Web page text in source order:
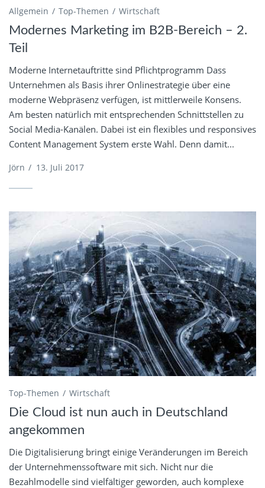
Allgemein Top-Themen Wirtschaft
Modernes Marketing im B2B-Bereich – 2.
Teil
Moderne Internetauftritte sind Pflichtprogramm Dass
Unternehmen als Basis ihrer Onlinestrategie über eine
moderne Webpräsenz verfügen, ist mittlerweile Konsens.
Am besten natürlich mit entsprechenden Schnittstellen zu
Social Media-Kanälen. Dabei ist ein flexibles und responsives
Content Management System erste Wahl. Denn damit...
Jörn / 13. Juli 2017
Top-Themen Wirtschaft
Die Cloud ist nun auch in Deutschland
angekommen
Die Digitalisierung bringt einige Veränderungen im Bereich
der Unternehmenssoftware mit sich. Nicht nur die
Bezahlmodelle sind vielfältiger geworden, auch komplexe